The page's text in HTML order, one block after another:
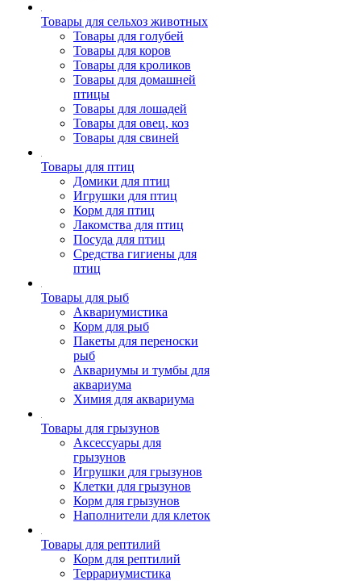
Товары для сельхоз животных
Товары для голубей
Товары для коров
Товары для кроликов
Товары для домашней
птицы
Товары для лошадей
Товары для овец, коз
Товары для свиней
Товары для птиц
Домики для птиц
Игрушки для птиц
Корм для птиц
Лакомства для птиц
Посуда для птиц
Средства гигиены для
птиц
Товары для рыб
Аквариумистика
Корм для рыб
Пакеты для переноски
рыб
Аквариумы и тумбы для
аквариума
Химия для аквариума
Товары для грызунов
Аксессуары для
грызунов
Игрушки для грызунов
Клетки для грызунов
Корм для грызунов
Наполнители для клеток
Товары для рептилий
Корм для рептилий
Террариумистика